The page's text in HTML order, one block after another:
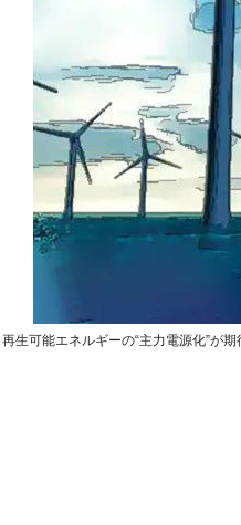
再生可能エネルギーの“主力電源化”が